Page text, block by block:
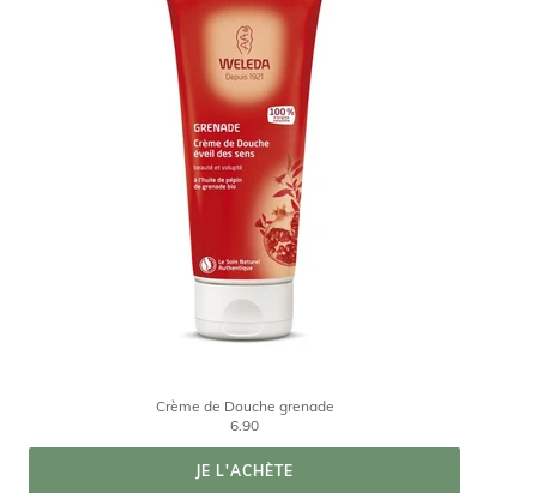
Crème de Douche grenade
6.90
JE L'ACHÈTE